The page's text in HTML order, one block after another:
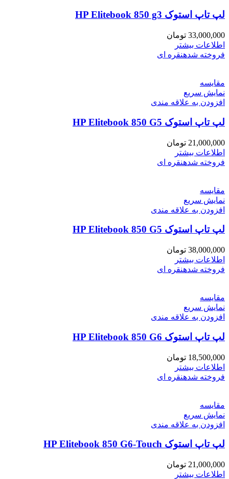
لپ تاپ استوک HP Elitebook 850 g3
33,000,000 تومان
اطلاعات بیشتر
فروخته شدهنقره ای
مقايسه
نمایش سریع
افزودن به علاقه مندی
لپ تاپ استوک HP Elitebook 850 G5
21,000,000 تومان
اطلاعات بیشتر
فروخته شدهنقره ای
مقايسه
نمایش سریع
افزودن به علاقه مندی
لپ تاپ استوک HP Elitebook 850 G5
38,000,000 تومان
اطلاعات بیشتر
فروخته شدهنقره ای
مقايسه
نمایش سریع
افزودن به علاقه مندی
لپ تاپ استوک HP Elitebook 850 G6
18,500,000 تومان
اطلاعات بیشتر
فروخته شدهنقره ای
مقايسه
نمایش سریع
افزودن به علاقه مندی
لپ تاپ استوک HP Elitebook 850 G6-Touch
21,000,000 تومان
اطلاعات بیشتر